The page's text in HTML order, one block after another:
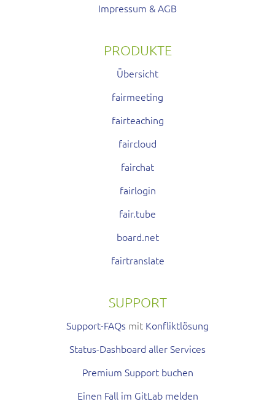
Impressum & AGB
PRODUKTE
Übersicht
fairmeeting
fairteaching
faircloud
fairchat
fairlogin
fair.tube
board.net
fairtranslate
SUPPORT
Support-FAQs mit Konfliktlösung
Status-Dashboard aller Services
Premium Support buchen
Einen Fall im GitLab melden